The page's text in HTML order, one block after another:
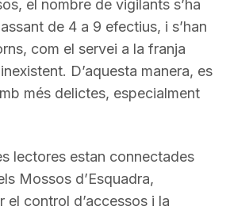
el nombre de vigilants s’ha
de 4 a 9 efectius, i s’han
com el servei a la franja
D’aquesta manera, es
més delictes, especialment
lectores estan connectades
Mossos d’Esquadra,
el control d’accessos i la